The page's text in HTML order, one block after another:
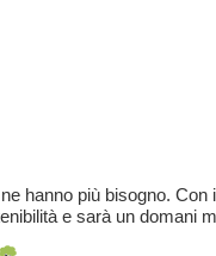
hanno più bisogno. Con
e sarà un domani